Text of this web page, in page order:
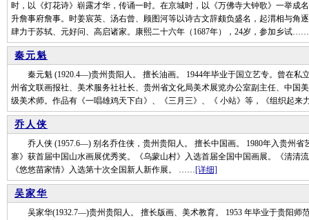
时，以《灯花诗》崭露才华，传诵一时。在京城时，以《万佛寺大钟歌》一举成
升詹事府詹事。时姜宸英、汤右曾、顾图河等以诗古文辞颇负盛名，起渭相与角
肆力于苏轼、元好问、高启诸家。康熙二十六年（1687年），24岁，参加乡试……
秦元魁
秦元魁 (1920.4—)贵州贵阳人。 擅长油画。 1944年毕业于国立艺专。曾在私
州省文联画报社、美术服务社社长、贵州省文化局美术展览办公室副主任、中国
级美术师。作品有《一唱雄鸡天下白》、《三月三》、《 小站》等，《组织起
乔人侠
乔人侠 (1957.6—) 别名乔住侠，贵州贵阳人。 擅长中国画。 1980年入贵州省
寨》获首届中国山水画展优秀奖。《乌蒙山村》入选首届全国中国画展。《清清
《悠悠苗家情》入选第十次全国新人新作展。 ……[详细]
吴家华
吴家华(1932.7—)贵州贵阳人。 擅长版画、美术教育。 1953 年毕业于贵阳师